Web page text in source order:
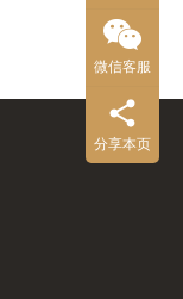
微信客服
分享本页